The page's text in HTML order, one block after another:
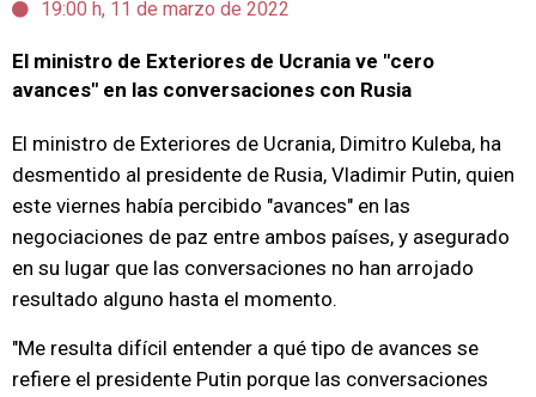
19:00 h, 11 de marzo de 2022
El ministro de Exteriores de Ucrania ve "cero
avances" en las conversaciones con Rusia
El ministro de Exteriores de Ucrania, Dimitro Kuleba, ha
desmentido al presidente de Rusia, Vladimir Putin, quien
este viernes había percibido "avances" en las
negociaciones de paz entre ambos países, y asegurado
en su lugar que las conversaciones no han arrojado
resultado alguno hasta el momento.
"Me resulta difícil entender a qué tipo de avances se
refiere el presidente Putin porque las conversaciones